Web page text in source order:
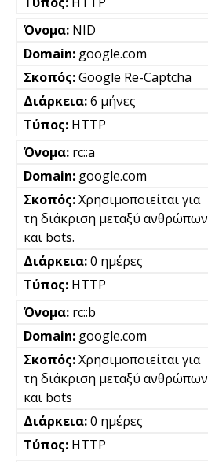
NID
google.com
Google Re-Captcha
6 μήνες
HTTP
rc::a
google.com
Χρησιμοποιείται για
τη διάκριση μεταξύ ανθρώπων
και bots.
0 ημέρες
HTTP
rc::b
google.com
Χρησιμοποιείται για
τη διάκριση μεταξύ ανθρώπων
και bots
0 ημέρες
HTTP